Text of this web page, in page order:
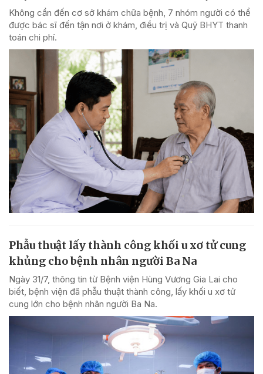
Không cần đến cơ sở khám chữa bệnh, 7 nhóm người có thể
được bác sĩ đến tận nơi ở khám, điều trị và Quỹ BHYT thanh
toán chi phí.
Phẫu thuật lấy thành công khối u xơ tử cung
khủng cho bệnh nhân người Ba Na
Ngày 31/7, thông tin từ Bệnh viện Hùng Vương Gia Lai cho
biết, bệnh viện đã phẫu thuật thành công, lấy khối u xơ tử
cung lớn cho bệnh nhân người Ba Na.